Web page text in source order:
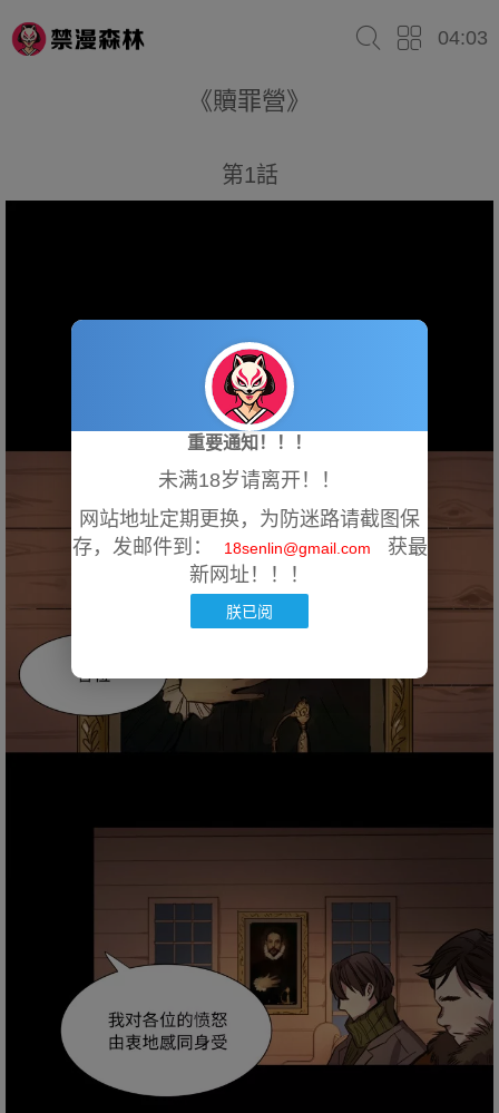
04:03
《贖罪營》
第1話
重要通知！！！
未满18岁请离开！！
网站地址定期更换，为防迷路请截图保
存，发邮件到：
18senlin@gmail.com
获最
新网址！！！
朕已阅